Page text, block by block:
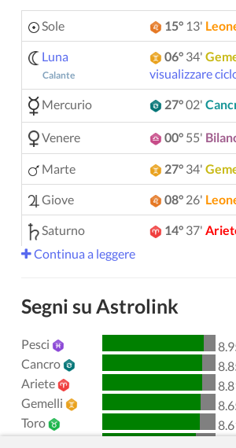
Sole 15° 13'
Luna
Calante
06° 34'
visualizzare
Mercurio 27°02'
Venere 00° 55'
Marte 27° 34'
Giove 08° 26'
Saturno 14° 37'
Urano
Nettuno 04°
Chirone 00°51'Toro
Lilith 25°45'
Nodo Nord
Continua a leggere
Segni su Astrolink
Pesci
Cancro
Ariete
Gemelli
Toro